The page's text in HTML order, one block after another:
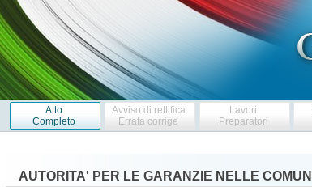
Atto
Completo
Avviso di rettifica
Errata corrige
Lavori
Preparatori
AUTORITA' PER LE GARANZIE NELLE